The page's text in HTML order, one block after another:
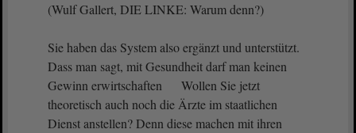
(Wulf Gallert, DIE LINKE: Warum denn?)
Sie haben das System also ergänzt und unterstützt.
Dass man sagt, mit Gesundheit darf man keinen
Gewinn erwirtschaften Wollen Sie jetzt
theoretisch auch noch die Ärzte im staatlichen
Dienst anstellen? Denn diese machen mit ihren